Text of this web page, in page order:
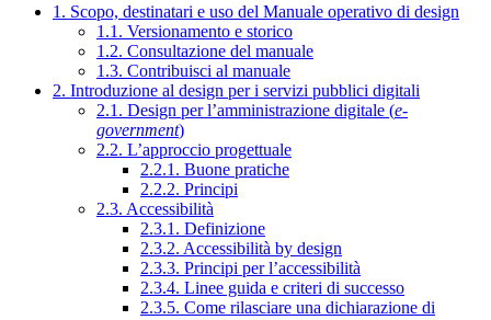
1. Scopo, destinatari e uso del Manuale operativo di design
1.1. Versionamento e storico
1.2. Consultazione del manuale
1.3. Contribuisci al manuale
2. Introduzione al design per i servizi pubblici digitali
2.1. Design per l’amministrazione digitale (e-
government)
2.2. L’approccio progettuale
2.2.1. Buone pratiche
2.2.2. Principi
2.3. Accessibilità
2.3.1. Definizione
2.3.2. Accessibilità by design
2.3.3. Principi per l’accessibilità
2.3.4. Linee guida e criteri di successo
2.3.5. Come rilasciare una dichiarazione di